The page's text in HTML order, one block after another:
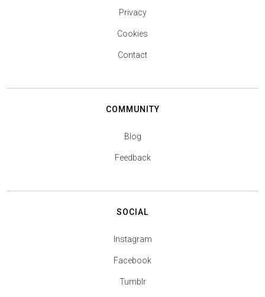
Privacy
Cookies
Contact
COMMUNITY
Blog
Feedback
SOCIAL
Instagram
Facebook
Tumblr